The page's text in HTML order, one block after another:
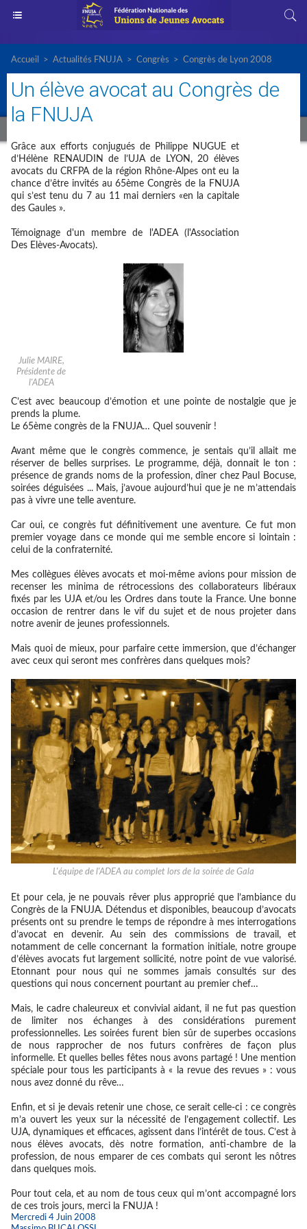
Accueil > Actualités FNUJA > Congrès > Congrès de Lyon 2008
Un élève avocat au Congrès de
la FNUJA
Grâce aux efforts conjugués de Philippe NUGUE et
d’Hélène RENAUDIN de l’UJA de LYON, 20 élèves
avocats du CRFPA de la région Rhône-Alpes ont eu la
chance d’être invités au 65ème Congrès de la FNUJA
qui s’est tenu du 7 au 11 mai derniers «en la capitale
des Gaules ».
Témoignage d'un membre de l'ADEA (l'Association
Des Elèves-Avocats).
Julie MAIRE,
Présidente de
l'ADEA
C’est avec beaucoup d’émotion et une pointe de nostalgie que je
prends la plume.
Le 65ème congrès de la FNUJA… Quel souvenir !
Avant même que le congrès commence, je sentais qu’il allait me
réserver de belles surprises. Le programme, déjà, donnait le ton :
présence de grands noms de la profession, dîner chez Paul Bocuse,
soirées déguisées ... Mais, j’avoue aujourd’hui que je ne m’attendais
pas à vivre une telle aventure.
Car oui, ce congrès fut définitivement une aventure. Ce fut mon
premier voyage dans ce monde qui me semble encore si lointain :
celui de la confraternité.
Mes collègues élèves avocats et moi-même avions pour mission de
recenser les minima de rétrocessions des collaborateurs libéraux
fixés par les UJA et/ou les Ordres dans toute la France. Une bonne
occasion de rentrer dans le vif du sujet et de nous projeter dans
notre avenir de jeunes professionnels.
Mais quoi de mieux, pour parfaire cette immersion, que d’échanger
avec ceux qui seront mes confrères dans quelques mois?
L'équipe de l'ADEA au complet lors de la soirée de Gala
Et pour cela, je ne pouvais rêver plus approprié que l’ambiance du
Congrès de la FNUJA. Détendus et disponibles, beaucoup d’avocats
présents ont su prendre le temps de répondre à mes interrogations
d’avocat en devenir.Au sein des commissions de travail, et
notamment de celle concernant la formation initiale, notre groupe
d’élèves avocats fut largement sollicité, notre point de vue valorisé.
Etonnant pour nous qui ne sommes jamais consultés sur des
questions qui nous concernent pourtant au premier chef…
Mais, le cadre chaleureux et convivial aidant, il ne fut pas question
de limiter nos échanges à des considérations purement
professionnelles. Les soirées furent bien sûr de superbes occasions
de nous rapprocher de nos futurs confrères de façon plus
informelle. Et quelles belles fêtes nous avons partagé ! Une mention
spéciale pour tous les participants à « la revue des revues » : vous
nous avez donné du rêve…
Enfin, et si je devais retenir une chose, ce serait celle-ci : ce congrès
m’a ouvert les yeux sur la nécessité de l’engagement collectif. Les
UJA, dynamiques et efficaces, agissent dans l’intérêt de tous. C’est à
nous élèves avocats, dès notre formation, anti-chambre de la
profession, de nous emparer de ces combats qui seront les nôtres
dans quelques mois.
Pour tout cela, et au nom de tous ceux qui m’ont accompagné lors
de ces trois jours, merci la FNUJA !
Mercredi 4 Juin 2008